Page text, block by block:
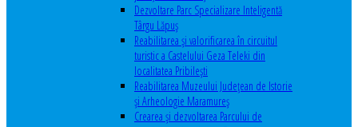
Dezvoltare Parc Specializare Inteligentă
Târgu Lăpuș
Reabilitarea și valorificarea în circuitul
turistic a Castelului Geza Teleki din
localitatea Pribilești
Reabilitarea Muzeului Județean de Istorie
și Arheologie Maramureș
Crearea și dezvoltarea Parcului de